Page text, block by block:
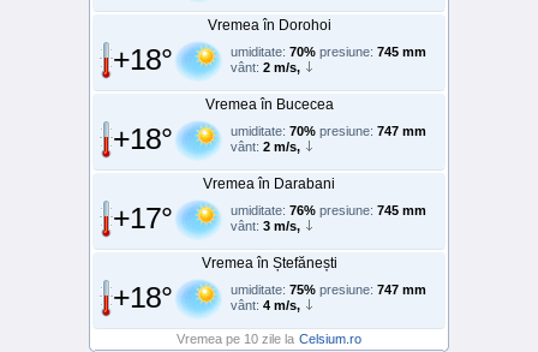
Vremea în Dorohoi
+18° umiditate: 70% presiune: 745 mm
vânt: 2 m/s,
Vremea în Bucecea
+18° umiditate: 70% presiune: 747 mm
vânt: 2 m/s,
Vremea în Darabani
+17° umiditate: 76% presiune: 745 mm
vânt: 3 m/s,
Vremea în Ștefănești
+18° umiditate: 75% presiune: 747 mm
vânt: 4 m/s,
Vremea pe 10 zile la Celsium.ro